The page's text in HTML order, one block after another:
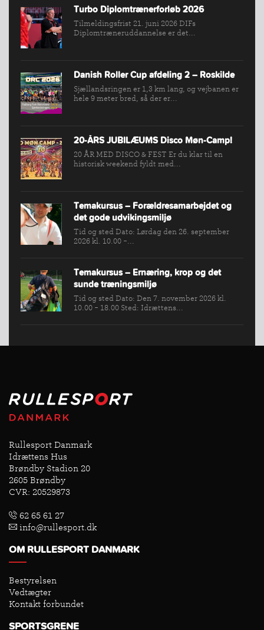
Turbo Diplomtrænerforløb 2026
Tilmeldingsfrist 21. juni 2026 DIFs
Diplomtræneruddannelse er det...
Danish Roller Cup afdeling 2 – Roskilde
Sjællandsringen er 1,3 km lang, og vejbanen er
hele 9 meter bred, så der er...
20-ÅRS JUBILÆUMS Disco Møn-Camp!
20 ÅR MED DISCO & FEST Er du klar til en
historisk weekend fyldt med...
Temakursus – Forældresamarbejdet og
det gode udvikingsmiljø
Tid og sted Dato: Lørdag den 26. september
2026 kl. 10.00 -...
Temakursus – Ernæring, krop og det
sunde træningsmiljø
Tid og sted Dato: Den 7. november 2026 kl.
10.00 - 18.00 Sted: Idrættens...
Rullesport Danmark
Idrættens Hus
Brøndby Stadion 20
2605 Brøndby
CVR: 20529873
62 65 61 27
info@rullesport.dk
OM RULLESPORT DANMARK
Bestyrelsen
Vedtægter
Kontakt forbundet
SPORTSGRENE